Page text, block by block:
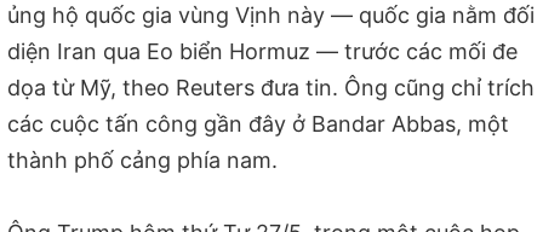
ủng hộ quốc gia vùng Vịnh này — quốc gia nằm đối
diện Iran qua Eo biển Hormuz — trước các mối đe
dọa từ Mỹ, theo Reuters đưa tin. Ông cũng chỉ trích
các cuộc tấn công gần đây ở Bandar Abbas, một
thành phố cảng phía nam.